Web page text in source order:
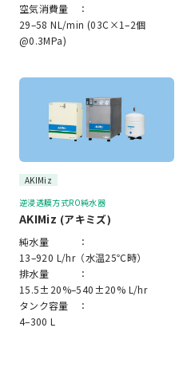
空気消費量 ：
29–58 NL/min (03C×1–2個
@0.3MPa)
AKIMiz
逆浸透膜方式RO純水器
AKIMiz (アキミズ)
純水量 ：
13–920 L/hr（水温25℃時）
排水量 ：
15.5±20%–540±20% L/hr
タンク容量 ：
4–300 L